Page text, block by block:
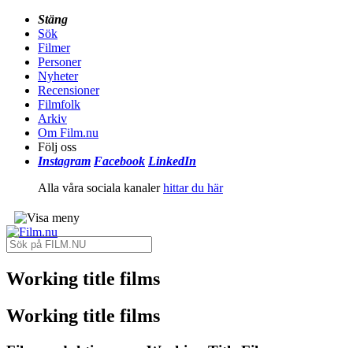
Stäng
Sök
Filmer
Personer
Nyheter
Recensioner
Filmfolk
Arkiv
Om Film.nu
Följ oss
Instagram Facebook LinkedIn
Alla våra sociala kanalerhittar du här
Working title films
Working title films